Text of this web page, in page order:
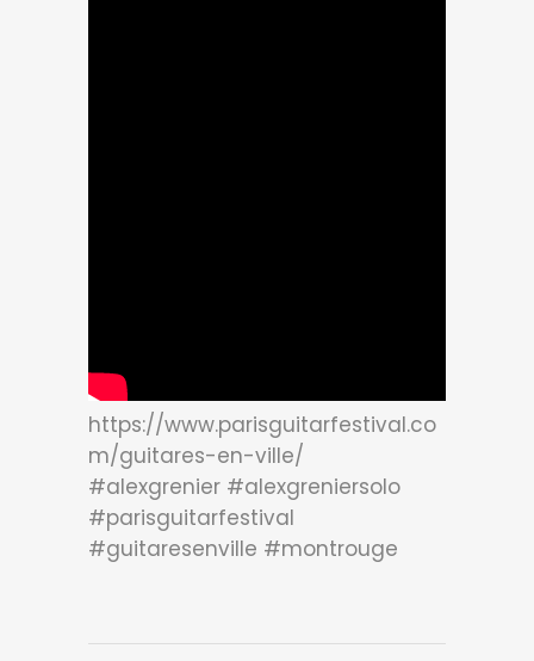
https://www.parisguitarfestival.co
m/guitares-en-ville/
#alexgrenier #alexgreniersolo
#parisguitarfestival
#guitaresenville #montrouge